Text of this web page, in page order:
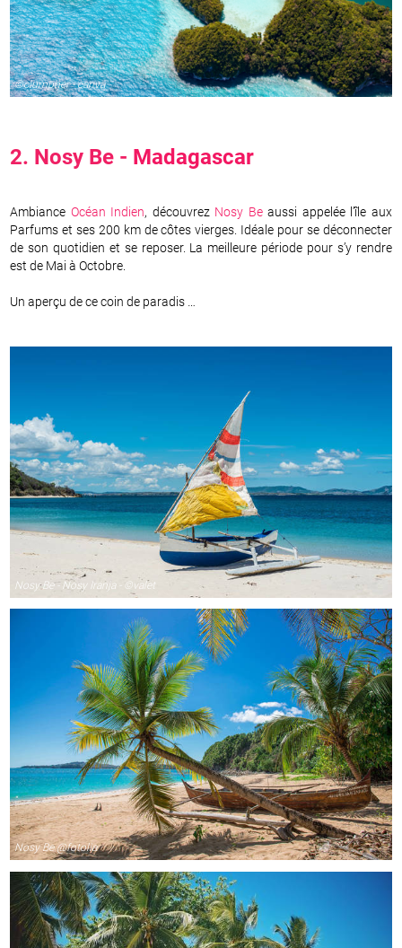
©clumpner - canva
2. Nosy Be - Madagascar
Ambiance Océan Indien, découvrez Nosy Beaussi appelée l’île aux
Parfums et ses 200 km de côtes vierges. Idéale pour se déconnecter
de son quotidien et se reposer. La meilleure période pour s’y rendre
est de Mai à Octobre.
Un aperçu de ce coin de paradis …
Nosy Be - Nosy Iranja - ©valet
Nosy Be @fotolia